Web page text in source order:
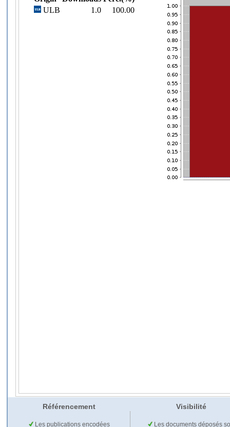
Référencement Visibilité
Les publications encodées Les documents déposés